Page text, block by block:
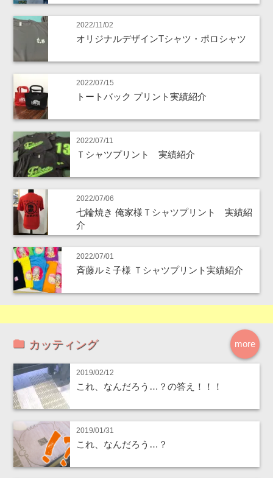
2022/11/02
オリジナルデザインTシャツ・ポロシャツ
2022/07/15
トートバック プリント実績紹介
2022/07/11
Ｔシャツプリント 実績紹介
2022/07/06
七輪焼き 俺家様Ｔシャツプリント 実績紹
介
2022/07/01
斉藤ルミ子様 Ｔシャツプリント実績紹介
more
カッティング
2019/02/12
これ、なんだろう…？の答え！！！
2019/01/31
これ、なんだろう…？